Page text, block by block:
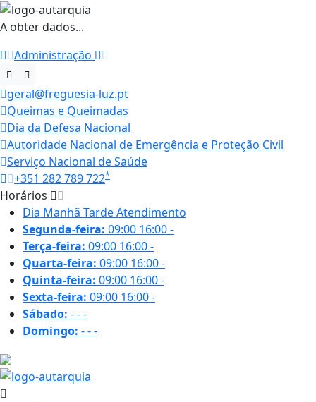
A obter dados...
Administração
geral@freguesia-luz.pt
Queimas e Queimadas
Dia da Defesa Nacional
Autoridade Nacional de Emergência e Proteção Civil
Serviço Nacional de Saúde
+351 282 789 722*
Horários
Dia Manhã TardeAtendimento
Segunda-feira: 09:00 16:00-
Terça-feira: 09:00 16:00-
Quarta-feira: 09:00 16:00-
Quinta-feira: 09:00 16:00-
Sexta-feira: 09:00 16:00-
Sábado: ---
Domingo: ---